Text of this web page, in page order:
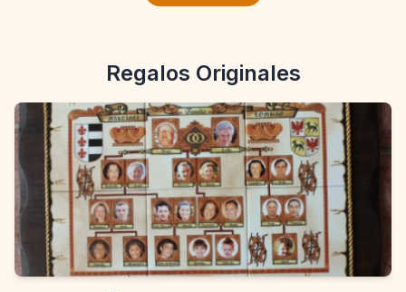
Regalos Originales